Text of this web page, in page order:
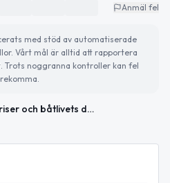
Anmäl fel
med stöd av automatiserade
Vårt mål är alltid att rapportera
Trots noggranna kontroller kan fel
Låga elpriser och båtlivets dag – så blir lördagen